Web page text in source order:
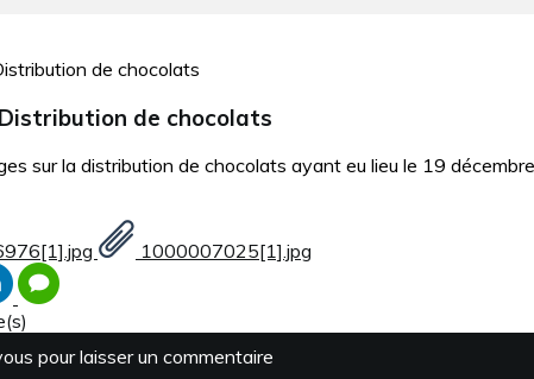
de chocolats
sur la distribution de chocolats ayant eu lieu le 19
1000007025[1].jpg
pour laisser un commentaire